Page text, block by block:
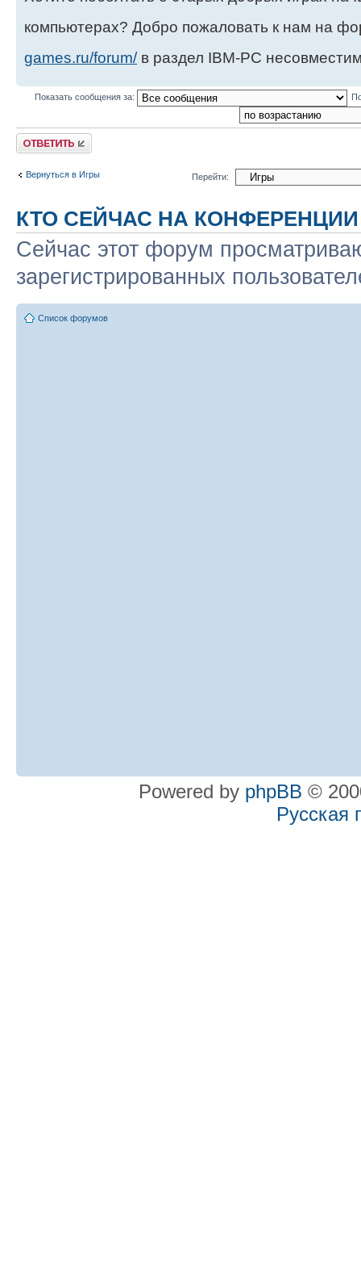
компьютерах? Добро пожаловать к нам на
games.ru/forum/в раздел IBM-PC
Показать сообщения за:
Ответить
Вернуться в Игры Перейти:
КТО СЕЙЧАС НА КОНФЕРЕНЦИИ
Сейчас этот форум
зарегистрированных
Список форумов
Powered by phpBB ©
Русская